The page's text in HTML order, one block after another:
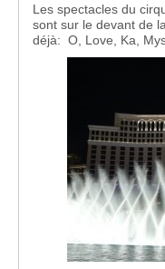
Les spectacles du
sont sur le devant de
déjà: O, Love, Ka,